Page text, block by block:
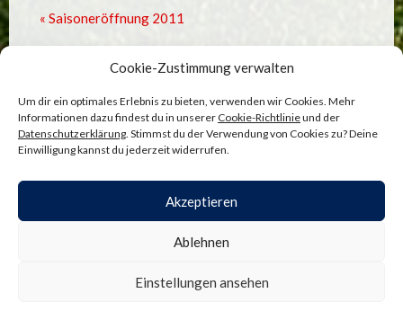
Cookie-Zustimmung verwalten
Um dir ein optimales Erlebnis zu bieten, verwenden wir Cookies. Mehr
Informationen dazu findest du in unserer Cookie-Richtlinieund der
Datenschutzerklärung. Stimmst du der Verwendung von Cookies zu? Deine
Einwilligung kannst du jederzeit widerrufen.
Akzeptieren
Ablehnen
Einstellungen ansehen
« Saisoneröffnung 2011
der Saison! »
ADMINISTRATION— COOKIE-RICHTLINIE
BENJAMIN BÖGE—NACH OBEN ↑